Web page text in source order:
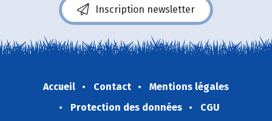
Inscription newsletter
Accueil Contact
Mentions légales
Protection des données
CGU